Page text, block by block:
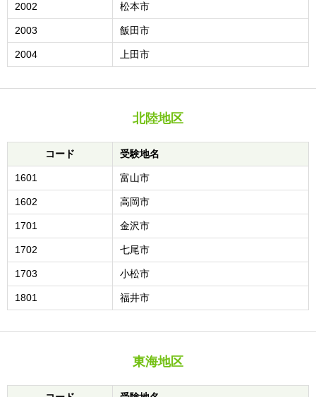
2002 松本市
2003 飯田市
2004 上田市
北陸地区
コード 受験地名
1601 富山市
1602 高岡市
1701 金沢市
1702 七尾市
1703 小松市
1801 福井市
東海地区